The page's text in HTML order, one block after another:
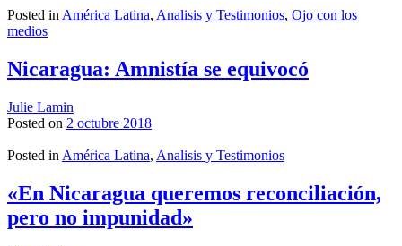
Posted in América Latina, Analisis y Testimonios, Ojo con los
medios
Nicaragua: Amnistía se equivocó
Julie Lamin
Posted on 2 octubre 2018
Posted in América Latina, Analisis y Testimonios
«En Nicaragua queremos reconciliación,
pero no impunidad»